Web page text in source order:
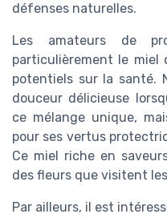
défenses naturelles.
Les amateurs de
particulièrement le miel
potentiels sur la santé.
douceur délicieuse
ce mélange unique,
pour ses vertus
Ce miel riche en
des fleurs que visitent
Par ailleurs, il est